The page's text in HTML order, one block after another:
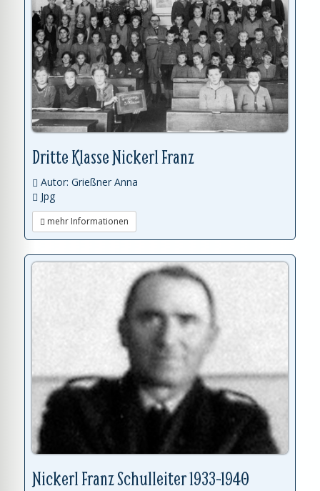
Dritte Klasse Nickerl Franz
Autor: Grießner Anna
Jpg
mehr Informationen
Nickerl Franz Schulleiter 1933-1940